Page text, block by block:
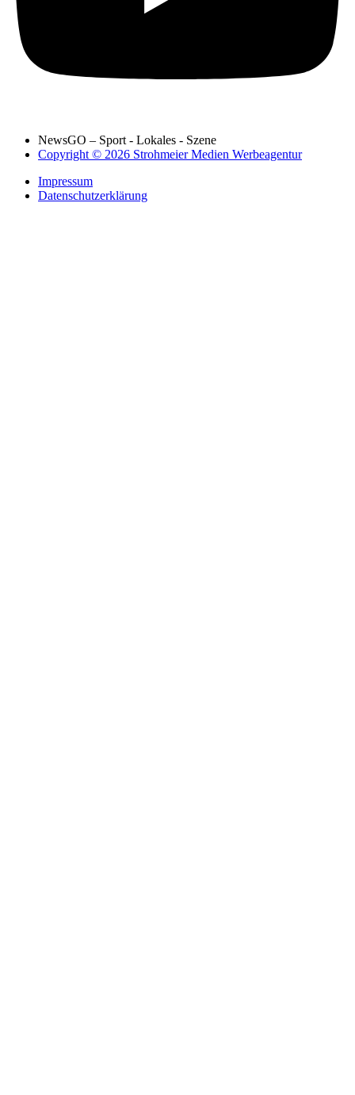
NewsGO – Sport - Lokales - Szene
Copyright © 2026 Strohmeier Medien Werbeagentur
Impressum
Datenschutzerklärung